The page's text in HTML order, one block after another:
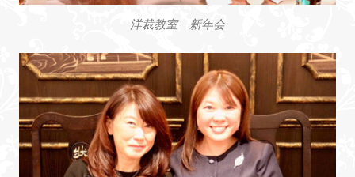
洋裁教室 新年会